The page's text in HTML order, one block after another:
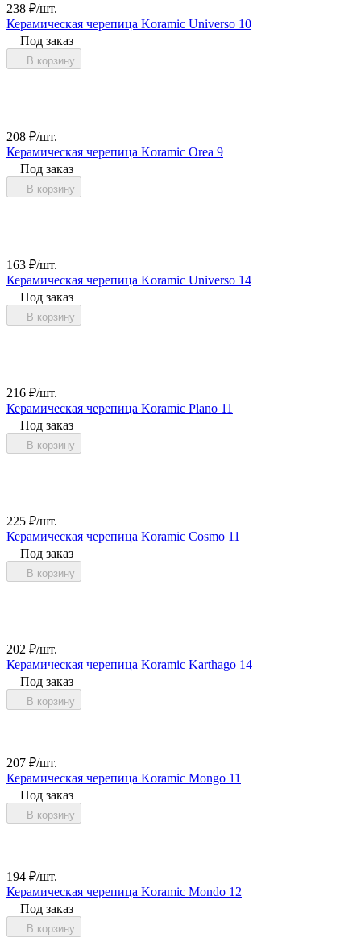
238 ₽/шт.
Керамическая черепица Koramic Universo 10
Под заказ
В корзину
208 ₽/шт.
Керамическая черепица Koramic Orea 9
Под заказ
В корзину
163 ₽/шт.
Керамическая черепица Koramic Universo 14
Под заказ
В корзину
216 ₽/шт.
Керамическая черепица Koramic Plano 11
Под заказ
В корзину
225 ₽/шт.
Керамическая черепица Koramic Cosmo 11
Под заказ
В корзину
202 ₽/шт.
Керамическая черепица Koramic Karthago 14
Под заказ
В корзину
207 ₽/шт.
Керамическая черепица Koramic Mongo 11
Под заказ
В корзину
194 ₽/шт.
Керамическая черепица Koramic Mondo 12
Под заказ
В корзину